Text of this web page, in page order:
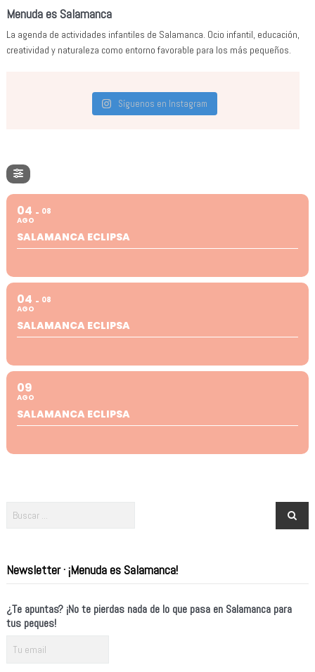
Menuda es Salamanca
La agenda de actividades infantiles de Salamanca. Ocio infantil, educación,
creatividad y naturaleza como entorno favorable para los más pequeños.
Síguenos en Instagram
04
AGO
08
SALAMANCA ECLIPSA
04
AGO
08
SALAMANCA ECLIPSA
09
AGO
SALAMANCA ECLIPSA
Newsletter · ¡Menuda es Salamanca!
¿Te apuntas? ¡No te pierdas nada de lo que pasa en Salamanca para
tus peques!